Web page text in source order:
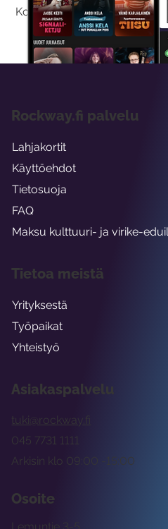
Kokeilemalla ilmaiseksi saat
viikon
Asiakaspalvelu
tuki@rockway.fi
Arkisin klo 09:00 -15:00
045 7731 1111
Osoite
Rockway.fi palvelu
Lahjakortit
Käyttöehdot
Tietosuoja
FAQ
Maksu kulttuuri- ja virike-
Tietoa meistä
Yrityksestä
Työpaikat
Yhteistyö